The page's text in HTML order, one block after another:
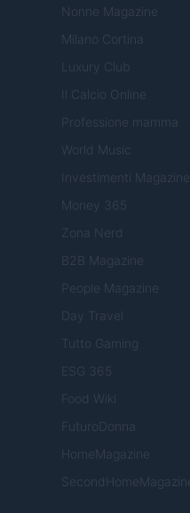
Nonne Magazine
Milano Cortina
Luxury Club
Il Calcio Online
Professione mamma
World Music
Investimenti Magazine
Money 365
Zona Nerd
B2B Magazine
People Magazine
Day Travel
Tutto Gaming
ESG 365
Food Wiki
FuturoDonna
HomeMagazine
SecondHomeMagazine